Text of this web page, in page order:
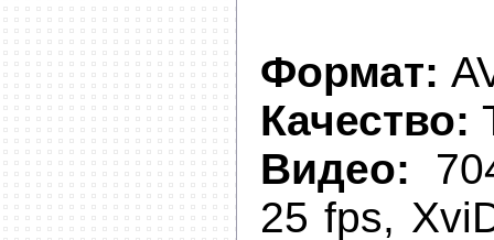
Формат:
Качество:
Видео:
25 fps,